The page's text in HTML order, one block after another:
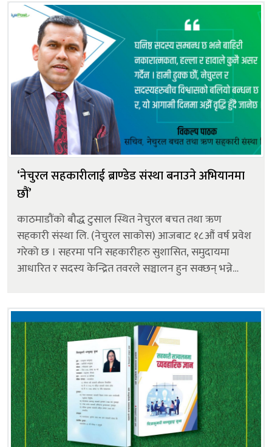
‘नेचुरल सहकारीलाई ब्राण्डेड संस्था बनाउने अभियानमा
छौं’
काठमाडौंको बौद्ध टुसाल स्थित नेचुरल बचत तथा ऋण
सहकारी संस्था लि. (नेचुरल साकोस) आजबाट १८औं वर्ष प्रवेश
गरेको छ । सहरमा पनि सहकारीहरु सुशासित, समुदायमा
आधारित र सदस्य केन्द्रित तवरले सञ्चालन हुन सक्छन् भन्ने